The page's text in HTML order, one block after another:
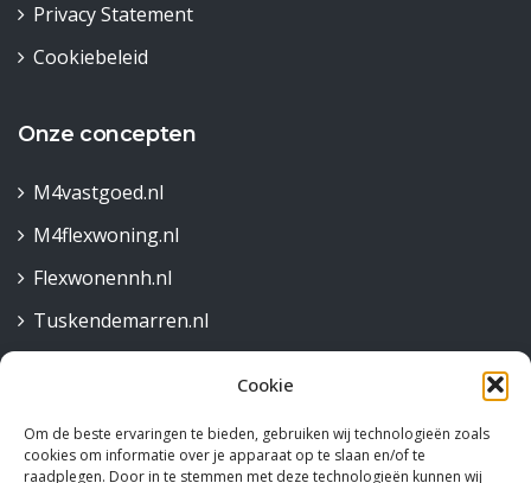
Cookie
Om de beste ervaringen te bieden, gebruiken wij technologieën zoals
cookies om informatie over je apparaat op te slaan en/of te
raadplegen. Door in te stemmen met deze technologieën kunnen wij
Privacy Statement
Cookiebeleid
Onze concepten
M4vastgoed.nl
M4flexwoning.nl
Flexwonennh.nl
Tuskendemarren.nl
Robijnstraat 30,
1812 RB Alkmaar